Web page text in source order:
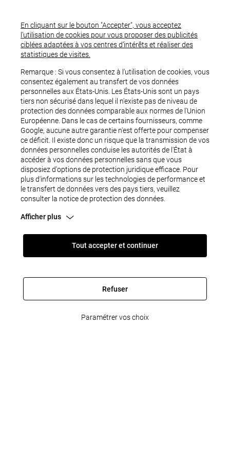
OUPS...
Une erreur est survenue.
En cliquant sur le bouton "Accepter", vous acceptez
l’utilisation de cookies pour vous proposer des publicités
ciblées adaptées à vos centres d’intérêts et réaliser des
statistiques de visites.
Remarque : Si vous consentez à l'utilisation de cookies, vous
consentez également au transfert de vos données
personnelles aux États-Unis. Les États-Unis sont un pays
tiers non sécurisé dans lequel il n'existe pas de niveau de
protection des données comparable aux normes de l'Union
Européenne. Dans le cas de certains fournisseurs, comme
Google, aucune autre garantie n'est offerte pour compenser
ce déficit. Il existe donc un risque que la transmission de vos
données personnelles conduise les autorités de l'État à
accéder à vos données personnelles sans que vous
disposiez d'options de protection juridique efficace. Pour
plus d'informations sur les technologies de performance et
le transfert de données vers des pays tiers, veuillez
consulter la notice de protection des données.
Afficher plus
Refuser
Tout accepter et continuer
Paramétrer vos choix